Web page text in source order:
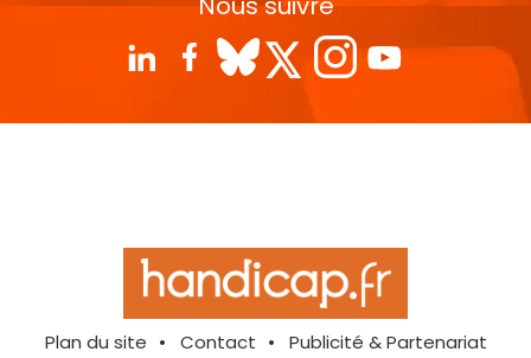
Plan du site Contact
Publicité & Partenariat